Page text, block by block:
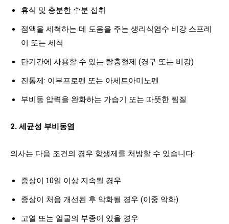
휴식 및 충분한 수분 섭취
점액을 세척하는 데 도움을 주는 생리식염수 비강 스프레
이 또는 세척
단기간에 사용할 수 있는 탈충혈제 (경구 또는 비강)
진통제: 이부프로펜 또는 아세트아미노펜
부비동 압력을 완화하는 가습기 또는 따뜻한 찜질
2. 세균성 부비동염
의사는 다음 조건의 경우 항생제를 처방할 수 있습니다:
증상이 10일 이상 지속될 경우
증상이 처음 개선된 후 악화될 경우 (이중 악화)
고열 또는 얼굴의 부종이 있을 경우